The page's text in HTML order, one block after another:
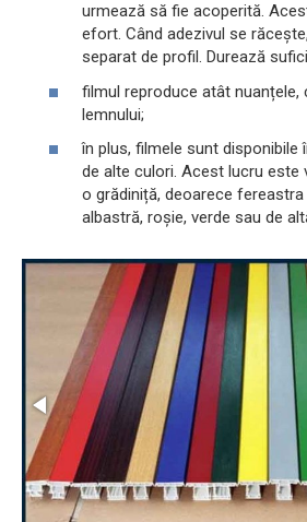
urmează să fie acoperită.
efort. Când adezivul se
separat de profil. Durează
filmul reproduce atât
lemnului;
în plus, filmele sunt disponibile
de alte culori. Acest lucru este
o grădiniță, deoarece
albastră, roșie, verde sau de